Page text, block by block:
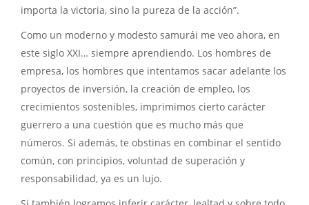
importa la victoria, sino la pureza de la acción”.
Como un moderno y modesto samurái me veo ahora, en
este siglo XXI… siempre aprendiendo. Los hombres de
empresa, los hombres que intentamos sacar adelante los
proyectos de inversión, la creación de empleo, los
crecimientos sostenibles, imprimimos cierto carácter
guerrero a una cuestión que es mucho más que
números. Si además, te obstinas en combinar el sentido
común, con principios, voluntad de superación y
responsabilidad, ya es un lujo.